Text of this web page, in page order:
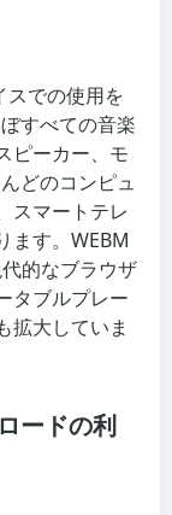
スでの使用を
すべての音楽
ピーカー、モ
どのコンピュ
スマートテレ
ます。WEBM
的なブラウザ
タブルプレー
拡大していま
ードの利